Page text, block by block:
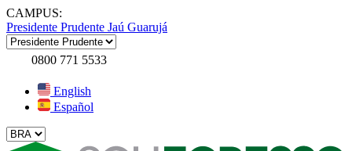
CAMPUS:
Presidente Prudente Jaú Guarujá
0800 771 5533
English
Español